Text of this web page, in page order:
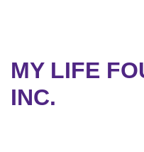
MY LIFE
INC.